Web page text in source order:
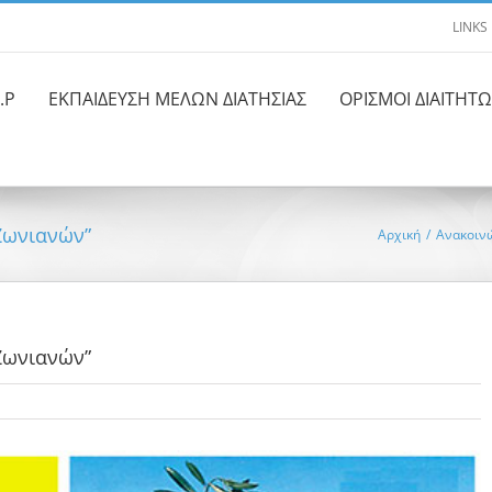
LINKS
ΕΚΠΑΙΔΕΥΣΗ ΜΕΛΩΝ ΔΙΑΤΗΣΙΑΣ ΟΡΙΣΜΟΙ
Αρχική /